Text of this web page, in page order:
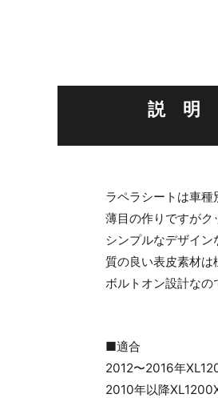
説 明
ラペラシートは車種
薄目の作りですがク
シンプルなデザイン
質の良い表皮素材は
ボルトオン設計なの
■適合
2012〜2016年
2010年以降